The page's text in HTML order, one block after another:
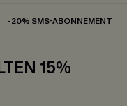
-20% SMS-ABONNEMENT
15%